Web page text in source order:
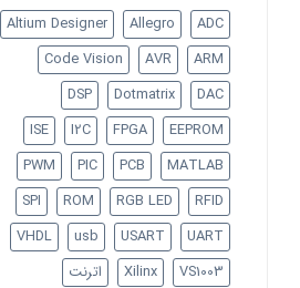
ADC
Allegro
Altium Designer
ARM
AVR
Code Vision
DAC
Dotmatrix
DSP
EEPROM
FPGA
I2C
ISE
MATLAB
PCB
PIC
PWM
RFID
RGB LED
ROM
SPI
UART
USART
usb
VHDL
VS1003
Xilinx
اترنت